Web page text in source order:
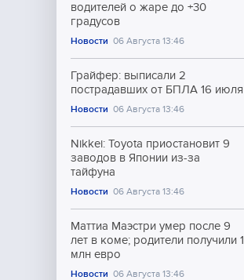
водителей о жаре до +30
градусов
Новости 06 Августа 13:46
Грайфер: выписали 2
пострадавших от БПЛА 16 июля
Новости 06 Августа 13:46
Nikkei: Toyota приостановит 9
заводов в Японии из-за
тайфуна
Новости 06 Августа 13:46
Маттиа Маэстри умер после 9
лет в коме; родители получили 1
млн евро
Новости 06 Августа 13:46